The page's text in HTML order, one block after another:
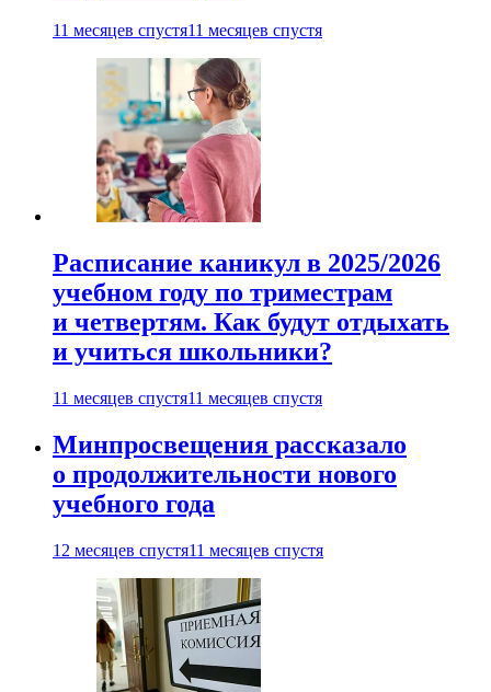
11 месяцев спустя11 месяцев спустя
Расписание каникул в 2025/2026
учебном году по триместрам
и четвертям. Как будут отдыхать
и учиться школьники?
11 месяцев спустя11 месяцев спустя
Минпросвещения рассказало
о продолжительности нового
учебного года
12 месяцев спустя11 месяцев спустя